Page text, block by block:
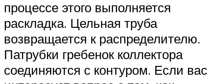
процессе этого выполняется
раскладка. Цельная труба
возвращается к распределителю.
Патрубки гребенок коллектора
соединяются с контуром. Если вас